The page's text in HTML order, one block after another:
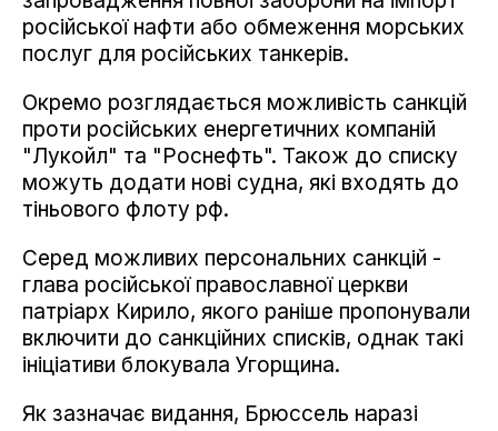
російської нафти або обмеження морських
послуг для російських танкерів.
Окремо розглядається можливість санкцій
проти російських енергетичних компаній
"Лукойл" та "Роснефть". Також до списку
можуть додати нові судна, які входять до
тіньового флоту рф.
Серед можливих персональних санкцій -
глава російської православної церкви
патріарх Кирило, якого раніше пропонували
включити до санкційних списків, однак такі
ініціативи блокувала Угорщина.
Як зазначає видання, Брюссель наразі